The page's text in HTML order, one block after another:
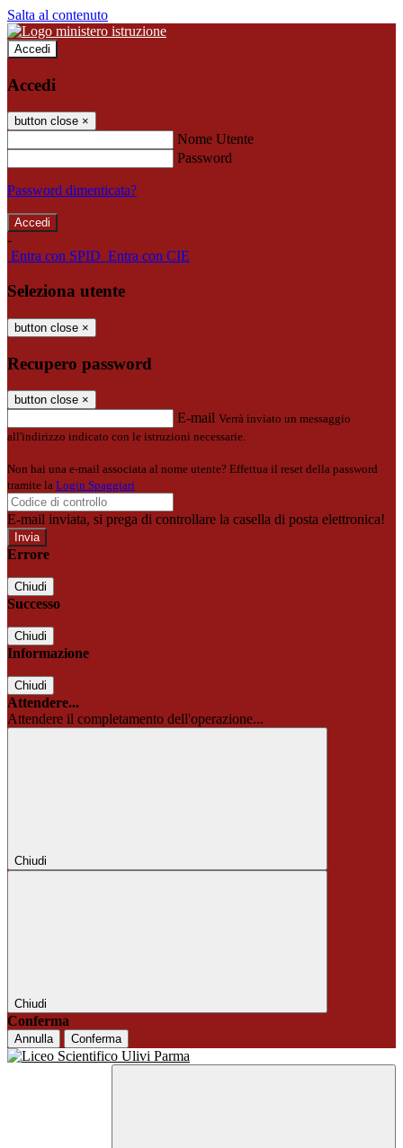
Salta al contenuto
Accedi
Accedi
button close ×
Nome Utente
Password
Password dimenticata?
-
Entra con SPID Entra con CIE
Seleziona utente
button close ×
Recupero password
button close ×
E-mail Verrà inviato un messaggio
all'indirizzo indicato con le istruzioni necessarie.
Non hai una e-mail associata al nome utente? Effettua il reset della password
tramite la Login Spaggiari
E-mail inviata, si prega di controllare la casella di posta elettronica!
Errore
Chiudi
Successo
Chiudi
Informazione
Chiudi
Attendere...
Attendere il completamento dell'operazione...
Chiudi
Chiudi
Conferma
Annulla Conferma